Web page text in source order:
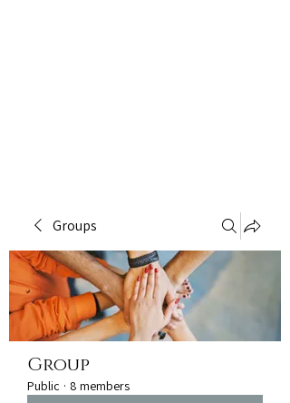
Groups
Group
Public · 8 members